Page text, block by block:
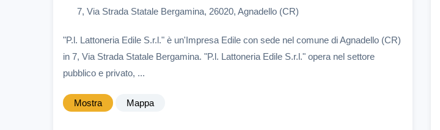
7, Via Strada Statale Bergamina, 26020, Agnadello (CR)
"P.l. Lattoneria Edile S.r.l." è un'Impresa Edile con sede nel comune di Agnadello (CR)
in 7, Via Strada Statale Bergamina. "P.l. Lattoneria Edile S.r.l." opera nel settore
pubblico e privato, ...
Mostra Mappa